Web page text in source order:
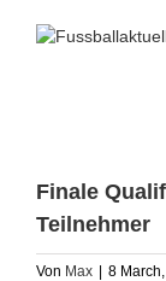
Finale
Teilnehmer
Von Max 8